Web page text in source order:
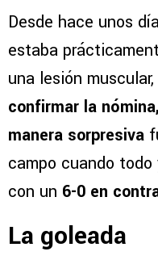
Desde hace unos
estaba
una lesión
confirmar la nómina,
manera sorpresiva
campo cuando
con un 6-0 en
La goleada